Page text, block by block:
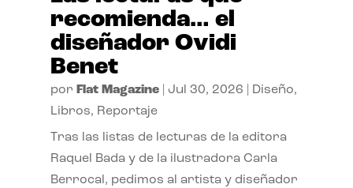
recomienda… el
diseñador Ovidi
Benet
por Flat Magazine| Jul 30, 2026 Diseño,
Libros, Reportaje
Tras las listas de lecturas de la editora
Raquel Bada y de la ilustradora Carla
Berrocal, pedimos al artista y diseñador